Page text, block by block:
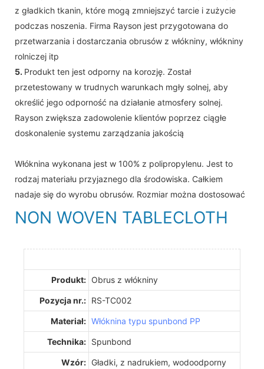
z gładkich tkanin, które mogą zmniejszyć tarcie i zużycie
podczas noszenia. Firma Rayson jest przygotowana do
przetwarzania i dostarczania obrusów z włókniny, włókniny
rolniczej itp
5. Produkt ten jest odporny na korozję. Został
przetestowany w trudnych warunkach mgły solnej, aby
określić jego odporność na działanie atmosfery solnej.
Rayson zwiększa zadowolenie klientów poprzez ciągłe
doskonalenie systemu zarządzania jakością
Włóknina wykonana jest w 100% z polipropylenu. Jest to
rodzaj materiału przyjaznego dla środowiska. Całkiem
nadaje się do wyrobu obrusów. Rozmiar można dostosować
NON WOVEN TABLECLOTH
Produkt: Obrus ​​z włókniny
Pozycja nr.: RS-TC002
Materiał: Włóknina typu spunbond PP
Technika: Spunbond
Wzór: Gładki, z nadrukiem, wodoodporny